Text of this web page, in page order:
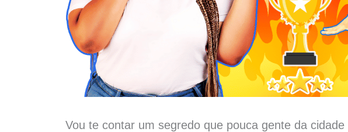
Vou te contar um segredo que pouca gente da